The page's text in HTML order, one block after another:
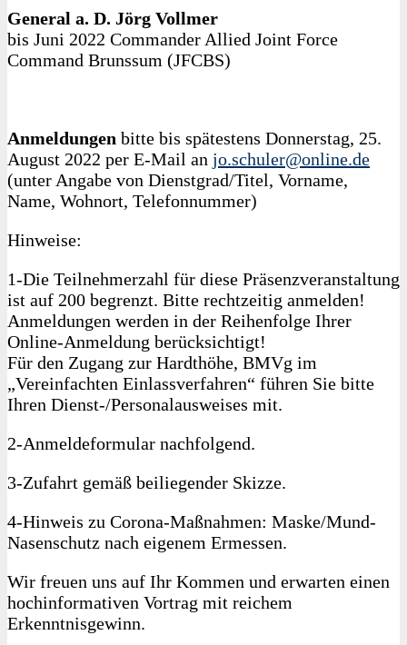
General a. D. Jörg Vollmer
bis Juni 2022 Commander Allied Joint Force
Command Brunssum (JFCBS)
Anmeldungen bitte bis spätestens Donnerstag, 25.
August 2022 per E‑Mail an jo.schuler@online.de
(unter Angabe von Dienstgrad/Titel, Vorname,
Name, Wohnort, Telefonnummer)
Hinweise:
1‑Die Teilnehmerzahl für diese Präsenzveranstaltung
ist auf 200 begrenzt. Bitte rechtzeitig anmelden!
Anmeldungen werden in der Reihenfolge Ihrer
Online-Anmeldung berücksichtigt!
Für den Zugang zur Hardthöhe, BMVg im
„Vereinfachten Einlassverfahren“ führen Sie bitte
Ihren Dienst-/Personalausweises mit.
2‑Anmeldeformular nachfolgend.
3‑Zufahrt gemäß beiliegender Skizze.
4‑Hinweis zu Corona-Maßnahmen: Maske/Mund-
Nasenschutz nach eigenem Ermessen.
Wir freuen uns auf Ihr Kommen und erwarten einen
hochinformativen Vortrag mit reichem
Erkenntnisgewinn.